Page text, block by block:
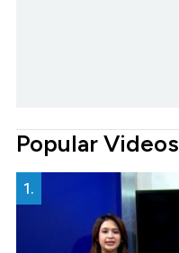
Popular Videos
1.